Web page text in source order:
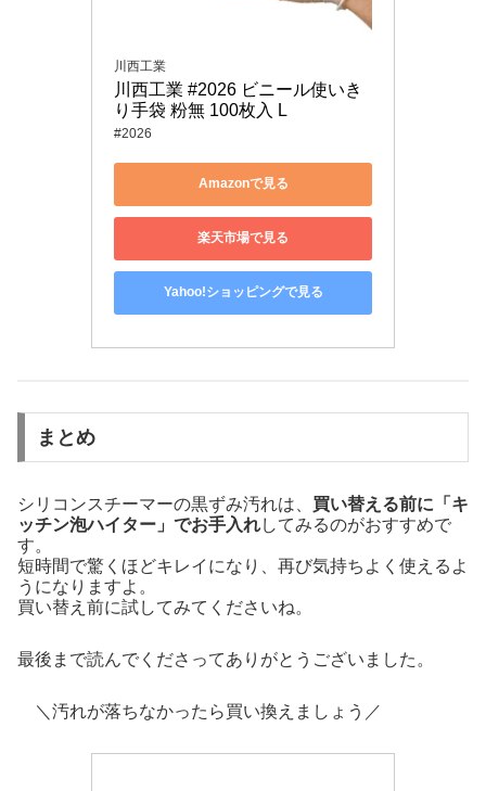
川西工業
川西工業 #2026 ビニール使いき
り手袋 粉無 100枚入 L
#2026
Amazonで見る
楽天市場で見る
Yahoo!ショッピングで見る
まとめ
シリコンスチーマーの黒ずみ汚れは、 買い替える前に「キ
ッチン泡ハイター」でお手入れしてみるのがおすすめで
す。
短時間で驚くほどキレイになり、再び気持ちよく使えるよ
うになりますよ。
買い替え前に試してみてくださいね。
最後まで読んでくださってありがとうございました。
＼汚れが落ちなかったら買い換えましょう／